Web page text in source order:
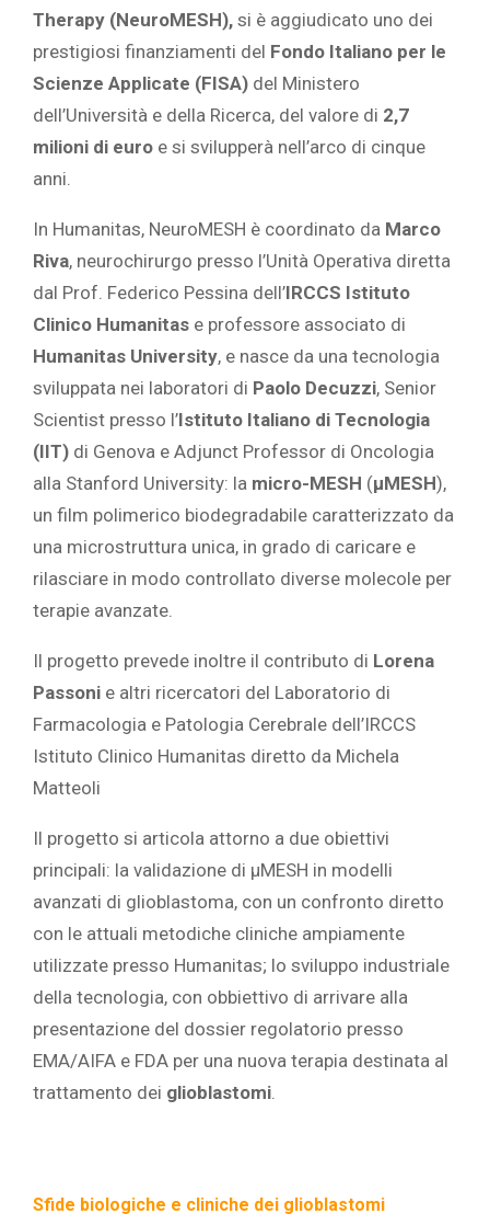
Therapy (NeuroMESH), si è aggiudicato uno dei
prestigiosi finanziamenti del Fondo Italiano per le
Scienze Applicate (FISA) del Ministero
dell’Università e della Ricerca, del valore di 2,7
milioni di euro e si svilupperà nell’arco di cinque
anni.
In Humanitas, NeuroMESH è coordinato da Marco
Riva, neurochirurgo presso l’Unità Operativa diretta
dal Prof. Federico Pessina dell’IRCCS Istituto
Clinico Humanitas e professore associato di
Humanitas University, e nasce da una tecnologia
sviluppata nei laboratori di Paolo Decuzzi, Senior
Scientist presso l’Istituto Italiano di Tecnologia
(IIT) di Genova e Adjunct Professor di Oncologia
alla Stanford University: la micro-MESH (μMESH),
un film polimerico biodegradabile caratterizzato da
una microstruttura unica, in grado di caricare e
rilasciare in modo controllato diverse molecole per
terapie avanzate.
Il progetto prevede inoltre il contributo di Lorena
Passoni e altri ricercatori del Laboratorio di
Farmacologia e Patologia Cerebrale dell’IRCCS
Istituto Clinico Humanitas diretto da Michela
Matteoli
Il progetto si articola attorno a due obiettivi
principali: la validazione di μMESH in modelli
avanzati di glioblastoma, con un confronto diretto
con le attuali metodiche cliniche ampiamente
utilizzate presso Humanitas; lo sviluppo industriale
della tecnologia, con obbiettivo di arrivare alla
presentazione del dossier regolatorio presso
EMA/AIFA e FDA per una nuova terapia destinata al
trattamento dei glioblastomi.
Sfide biologiche e cliniche dei glioblastomi